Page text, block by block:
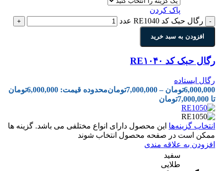
پاک کردن
- رگال حبک کد RE1040 عدد +
افزودن به سبد خرید
رگال حبک کد RE۱۰۴۰
رگال ایستاده
6,000,000تومان –
7,000,000تومان
محدوده قیمت: 6,000,000تومان
تا 7,000,000تومان
انتخاب گزینه‌ها این محصول دارای انواع مختلفی می باشد. گزینه ها
ممکن است در صفحه محصول انتخاب شوند
افزودن به علاقه مندی
سفید
طلایی